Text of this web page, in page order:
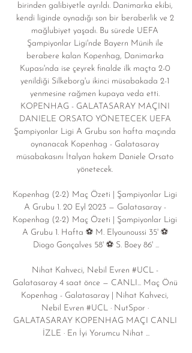
birinden galibiyetle ayrıldı. Danimarka ekibi,
kendi liginde oynadığı son bir beraberlik ve 2
mağlubiyet yaşadı. Bu sürede UEFA
Şampiyonlar Ligi'nde Bayern Münih ile
berabere kalan Kopenhag, Danimarka
Kupası'nda ise çeyrek finalde ilk maçta 2-0
yenildiği Silkeborg'u ikinci müsabakada 2-1
yenmesine rağmen kupaya veda etti.
KOPENHAG - GALATASARAY MAÇINI
DANIELE ORSATO YÖNETECEK UEFA
Şampiyonlar Ligi A Grubu son hafta maçında
oynanacak Kopenhag - Galatasaray
müsabakasını İtalyan hakem Daniele Orsato
yönetecek.
Kopenhag (2-2) Maç Özeti | Şampiyonlar Ligi
A Grubu 1. 20 Eyl 2023 — Galatasaray -
Kopenhag (2-2) Maç Özeti | Şampiyonlar Ligi
A Grubu 1. Hafta ⚽ M. Elyounoussi 35' ⚽
Diogo Gonçalves 58' ⚽ S. Boey 86' ...
Nihat Kahveci, Nebil Evren #UCL -
Galatasaray 4 saat önce — CANLI... Maç Önü
Kopenhag - Galatasaray | Nihat Kahveci,
Nebil Evren #UCL · NutSpor ·
GALATASARAY KOPENHAG MAÇI CANLI
İZLE · En İyi Yorumcu Nihat ...